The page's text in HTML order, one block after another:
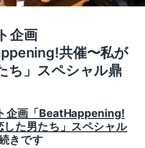
企画
共催〜私が
ち」スペシャル鼎
企画「BeatHappening!
した男たち」スペシャル
きです